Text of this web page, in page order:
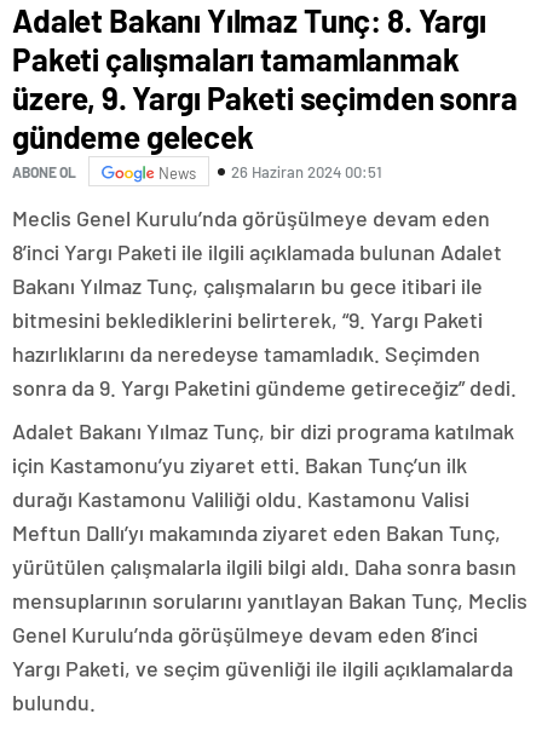
Adalet Bakanı Yılmaz Tunç: 8. Yargı
Paketi çalışmaları tamamlanmak
üzere, 9. Yargı Paketi seçimden sonra
gündeme gelecek
ABONE OL News 26 Haziran 2024 00:51
Meclis Genel Kurulu’nda görüşülmeye devam eden
8’inci Yargı Paketi ile ilgili açıklamada bulunan Adalet
Bakanı Yılmaz Tunç, çalışmaların bu gece itibari ile
bitmesini beklediklerini belirterek, “9. Yargı Paketi
hazırlıklarını da neredeyse tamamladık. Seçimden
sonra da 9. Yargı Paketini gündeme getireceğiz” dedi.
Adalet Bakanı Yılmaz Tunç, bir dizi programa katılmak
için Kastamonu’yu ziyaret etti. Bakan Tunç’un ilk
durağı Kastamonu Valiliği oldu. Kastamonu Valisi
Meftun Dallı’yı makamında ziyaret eden Bakan Tunç,
yürütülen çalışmalarla ilgili bilgi aldı. Daha sonra basın
mensuplarının sorularını yanıtlayan Bakan Tunç, Meclis
Genel Kurulu’nda görüşülmeye devam eden 8’inci
Yargı Paketi, ve seçim güvenliği ile ilgili açıklamalarda
bulundu.